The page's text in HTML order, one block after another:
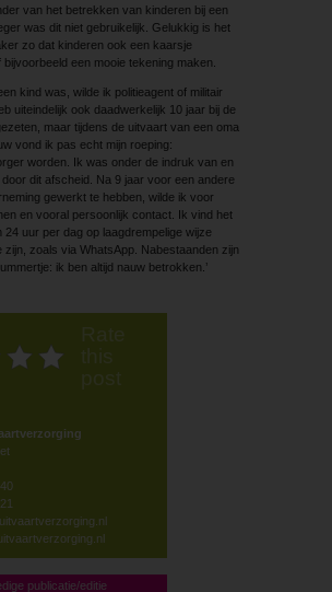
van het betrekken van kinderen bij een
was dit niet gebruikelijk. Gelukkig is het
zo dat kinderen ook een kaarsje
een mooie tekening maken.
kind was, wilde ik politieagent of militair
uiteindelijk ook daadwerkelijk 10 jaar bij de
maar tijdens de uitvaart van een oma
vond ik pas echt mijn roeping:
worden. Ik was onder de indruk van en
dit afscheid. Na 9 jaar voor een andere
gewerkt te hebben, wilde ik voor
en vooral persoonlijk contact. Ik vind het
24 uur per dag op laagdrempelige wijze
zijn, zoals via WhatsApp. Nabestaanden zijn
ik ben altijd nauw betrokken.’
publicatie/editie